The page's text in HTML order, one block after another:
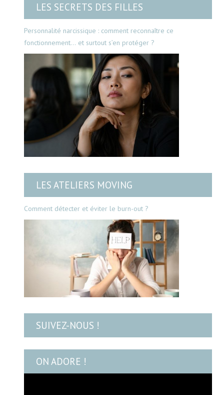
LES SECRETS DES FILLES
Personnalité narcissique : comment reconnaître ce
fonctionnement… et surtout s’en protéger ?
LES ATELIERS MOVING
Comment détecter et éviter le burn-out ?
SUIVEZ-NOUS !
ON ADORE !